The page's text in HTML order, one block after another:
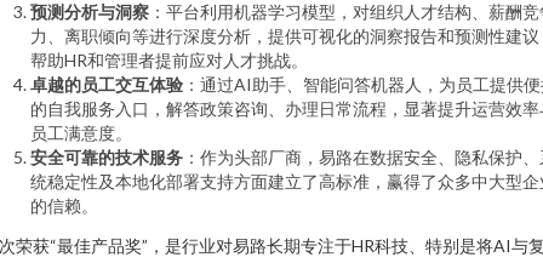
预测分析与洞察 ：平台利用机器学习模型，对组织人才结构、薪酬竞
力、离职倾向等进行深度分析，提供可视化的洞察报告和预测性建议
帮助HR和管理者提前应对人才挑战。
卓越的员工交互体验 ：通过AI助手、智能问答机器人，为员工提供
的自我服务入口，解答政策咨询、办理日常流程，显著提升运营效率
员工满意度。
安全可靠的技术服务 ：作为头部厂商，易路在数据安全、隐私保护
统稳定性及本地化部署支持方面建立了高标准，赢得了众多中大型企
的信赖。
荣获“最佳产品奖”，是行业对易路长期专注于HR科技、特别是将AI与